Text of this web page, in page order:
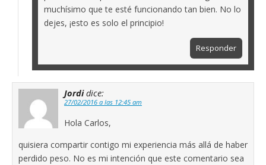
muchísimo que te esté funcionando tan bien. No lo
dejes, ¡esto es solo el principio!
Responder
Jordi dice:
27/02/2016 a las 12:45 am
Hola Carlos,
quisiera compartir contigo mi experiencia más allá de haber
perdido peso. No es mi intención que este comentario sea